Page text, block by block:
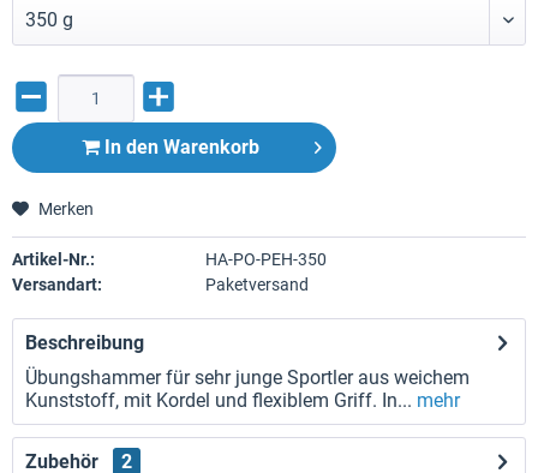
In den Warenkorb
Merken
Artikel-Nr.:
HA-PO-PEH-350
Versandart:
Paketversand
Beschreibung
Übungshammer für sehr junge Sportler aus weichem
Kunststoff, mit Kordel und flexiblem Griff. In... mehr
Zubehör 2